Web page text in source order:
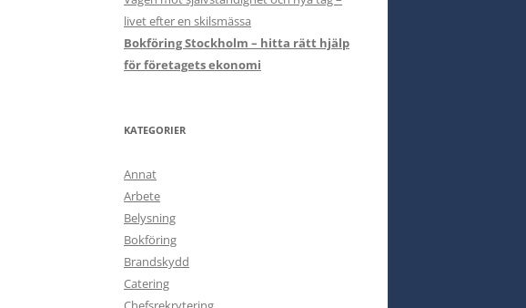
livet efter en skilsmässa
Bokföring Stockholm – hitta rätt hjälp
för företagets ekonomi
KATEGORIER
Annat
Arbete
Belysning
Bokföring
Brandskydd
Catering